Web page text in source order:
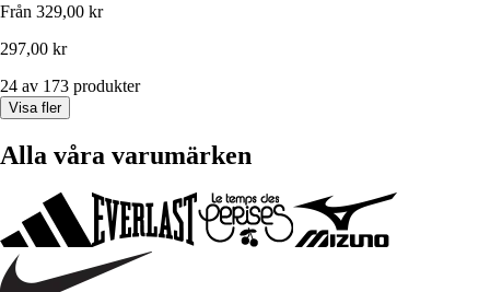
Från 329,00 kr
297,00 kr
24 av 173 produkter
Visa fler
Alla våra varumärken